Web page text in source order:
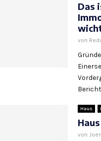
Das
von
Haus
von